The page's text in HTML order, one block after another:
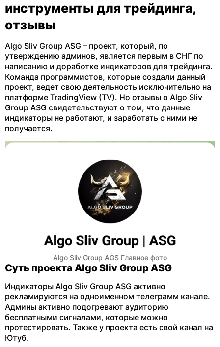
инструменты для трейдинга,
отзывы
Algo Sliv Group ASG – проект, который, по
утверждению админов, является первым в СНГ по
написанию и доработке индикаторов для трейдинга.
Команда программистов, которые создали данный
проект, ведет свою деятельность исключительно на
платформе TradingView (TV). Но отзывы о Algo Sliv
Group ASG свидетельствуют о том, что данные
индикаторы не работают, и заработать с ними не
получается.
Algo Sliv Group AGS Главное фото
Суть проекта Algo Sliv Group ASG
Индикаторы Algo Sliv Group ASG активно
рекламируются на одноименном телеграмм канале.
Админы активно подогревают аудиторию
бесплатными сигналами, которые можно
протестировать. Также у проекта есть свой канал на
Ютуб.